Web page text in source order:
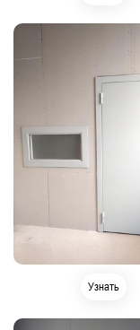
Узнать